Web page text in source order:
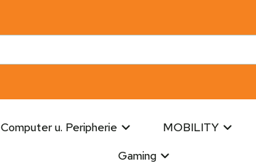
Computer u. Peripherie MOBILITY
Gaming